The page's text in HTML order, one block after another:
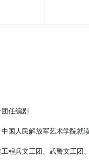
任编剧
人民解放军艺术学院就读
兵文工团、武警文工团、